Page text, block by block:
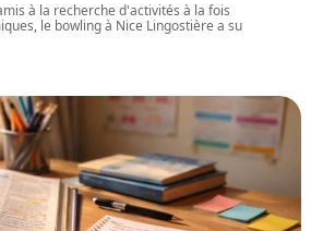
à la recherche d'activités à la fois
le bowling à Nice Lingostière a su